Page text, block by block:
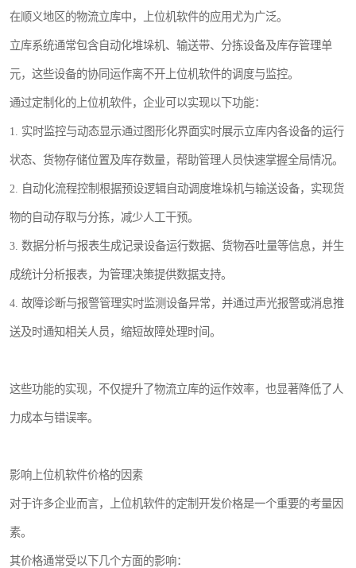
在顺义地区的物流立库中，上位机软件的应用尤为广泛。
立库系统通常包含自动化堆垛机、输送带、分拣设备及库存管理单
元，这些设备的协同运作离不开上位机软件的调度与监控。
通过定制化的上位机软件，企业可以实现以下功能：
1. 实时监控与动态显示通过图形化界面实时展示立库内各设备的运行
状态、货物存储位置及库存数量，帮助管理人员快速掌握全局情况。
2. 自动化流程控制根据预设逻辑自动调度堆垛机与输送设备，实现货
物的自动存取与分拣，减少人工干预。
3. 数据分析与报表生成记录设备运行数据、货物吞吐量等信息，并生
成统计分析报表，为管理决策提供数据支持。
4. 故障诊断与报警管理实时监测设备异常，并通过声光报警或消息推
送及时通知相关人员，缩短故障处理时间。
这些功能的实现，不仅提升了物流立库的运作效率，也显著降低了人
力成本与错误率。
影响上位机软件价格的因素
对于许多企业而言，上位机软件的定制开发价格是一个重要的考量因
素。
其价格通常受以下几个方面的影响：